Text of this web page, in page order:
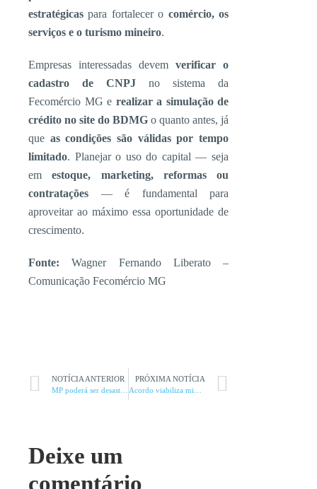
estratégicas para fortalecer o comércio, os
serviços e o turismo mineiro.
Empresas interessadas devem verificar o
cadastro de CNPJ no sistema da
Fecomércio MG e realizar a simulação de
crédito no site do BDMG o quanto antes, já
que as condições são válidas por tempo
limitado. Planejar o uso do capital — seja
emestoque, marketing, reformas ou
contratações — é fundamental para
aproveitar ao máximo essa oportunidade de
crescimento.
Fonte: Wagner Fernando Liberato –
Comunicação Fecomércio MG
NOTÍCIA ANTERIOR
PRÓXIMA NOTÍCIA
Deixe um
comentário